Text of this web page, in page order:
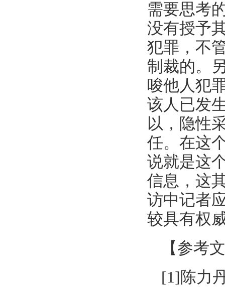
需要思考
没有授予
犯罪，不
制裁的。
唆他人犯
该人已发
以，隐性
任。在这
说就是这
信息，这
访中记者
较具有权
【参考
[1]陈力